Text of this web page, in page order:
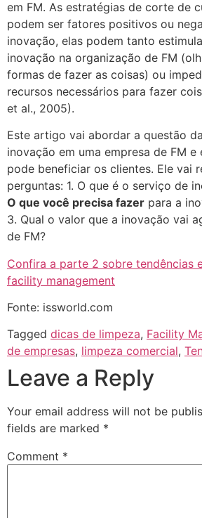
em FM. As estratégias de corte de
podem ser fatores positivos ou
inovação, elas podem tanto
inovação na organização de FM
formas de fazer as coisas) ou
recursos necessários para fazer
et al., 2005).
Este artigo vai abordar a questão
inovação em uma empresa de FM
pode beneficiar os clientes. Ele vai
perguntas: 1. O que é o serviço de
O que você precisa fazer para a
3. Qual o valor que a inovação vai
de FM?
Confira a parte 2 sobre tendências
facility management
Fonte: issworld.com
Tagged dicas de limpeza, Facility
de empresas, limpeza comercial,
Leave a Reply
Your email address will not be
fields are marked *
Comment *